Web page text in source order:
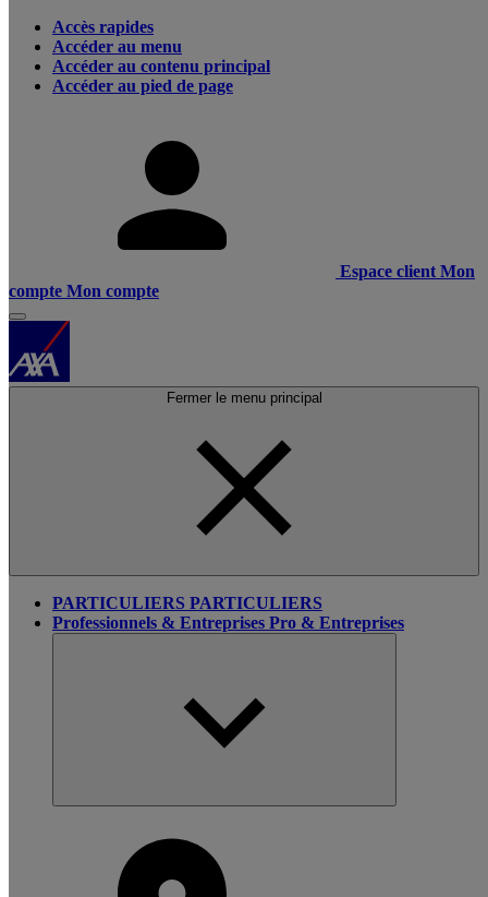
Accès rapides
Accéder au menu
Accéder au contenu principal
Accéder au pied de page
Espace client Mon
compte Mon compte
Fermer le menu principal
PARTICULIERS PARTICULIERS
Professionnels & Entreprises Pro & Entreprises